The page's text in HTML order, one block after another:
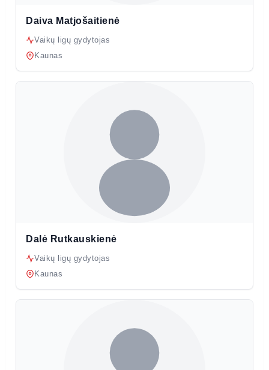
Daiva Matjošaitienė
Vaikų ligų gydytojas
Kaunas
Dalė Rutkauskienė
Vaikų ligų gydytojas
Kaunas